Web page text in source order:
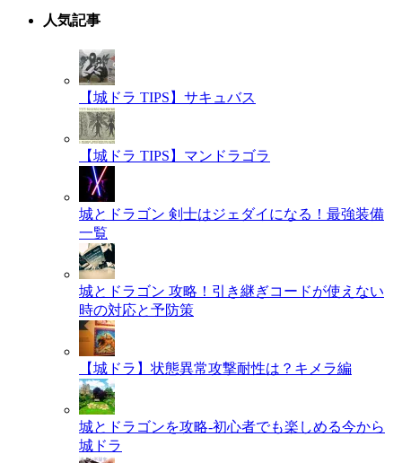
人気記事
【城ドラ TIPS】サキュバス
【城ドラ TIPS】マンドラゴラ
城とドラゴン 剣士はジェダイになる！最強装備
一覧
城とドラゴン 攻略！引き継ぎコードが使えない
時の対応と予防策
【城ドラ】状態異常攻撃耐性は？キメラ編
城とドラゴンを攻略-初心者でも楽しめる今から
城ドラ